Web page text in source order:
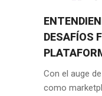
DESAFÍOS
Con el auge
como